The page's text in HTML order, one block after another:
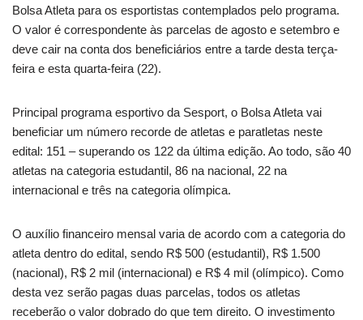
Bolsa Atleta para os esportistas contemplados pelo programa.
O valor é correspondente às parcelas de agosto e setembro e
deve cair na conta dos beneficiários entre a tarde desta terça-
feira e esta quarta-feira (22).
Principal programa esportivo da Sesport, o Bolsa Atleta vai
beneficiar um número recorde de atletas e paratletas neste
edital: 151 – superando os 122 da última edição. Ao todo, são 40
atletas na categoria estudantil, 86 na nacional, 22 na
internacional e três na categoria olímpica.
O auxílio financeiro mensal varia de acordo com a categoria do
atleta dentro do edital, sendo R$ 500 (estudantil), R$ 1.500
(nacional), R$ 2 mil (internacional) e R$ 4 mil (olímpico). Como
desta vez serão pagas duas parcelas, todos os atletas
receberão o valor dobrado do que tem direito. O investimento